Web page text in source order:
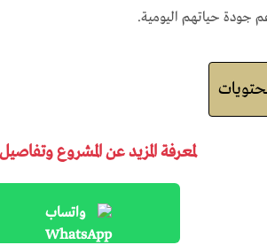
جودة حياتهم اليومية.
لمعرفة المزيد عن المشروع
واتساب